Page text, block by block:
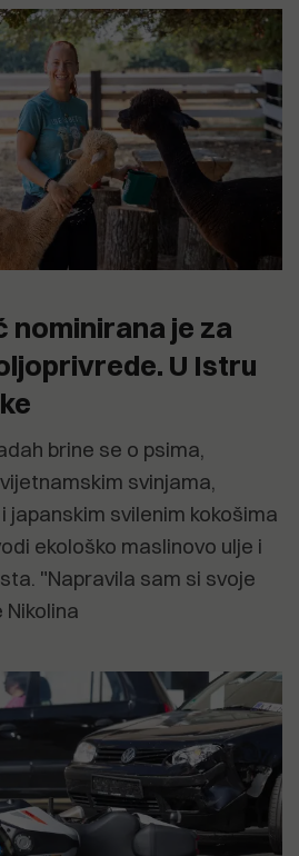
nominirana je za
U Istru
brine se o psima,
svinjama,
japanskim svilenim kokošima
ekološko maslinovo ulje i
"Napravila sam si svoje